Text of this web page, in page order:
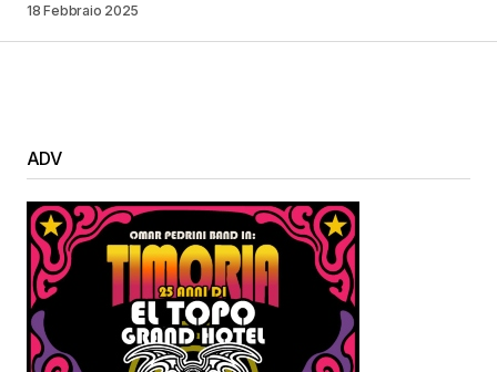
18 Febbraio 2025
ADV